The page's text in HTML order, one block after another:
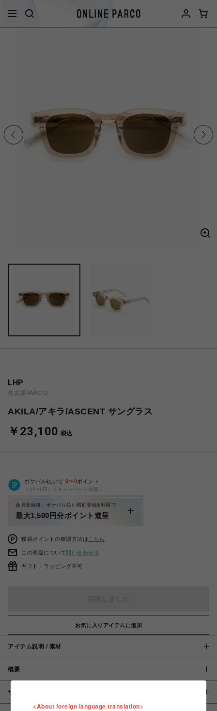
LHP
名古屋PARCO
AKILA/アキラ/ASCENT サングラス
￥23,100 税込
ポケパル払いで 0〜0ポイント
（1P=1円）※キャンペーン分除く
会員登録後、ポケパル払い初回登録&利用で
最大1,500円分ポイント進呈
獲得ポイントの確認方法は こちら
この商品について問い合わせる
ギフト：ラッピング不可
お気に入りアイテムに追加
アイテム説明 / 素材
概要
サイズ
<About foreign language translation>